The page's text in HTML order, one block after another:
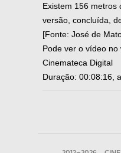
Existem 156 metros
versão, concluída, de
[Fonte: José de
Pode ver o vídeo no
Cinemateca Digital
Duração: 00:08:16,